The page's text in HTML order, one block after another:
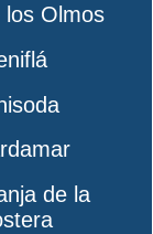
los Olmos
de la